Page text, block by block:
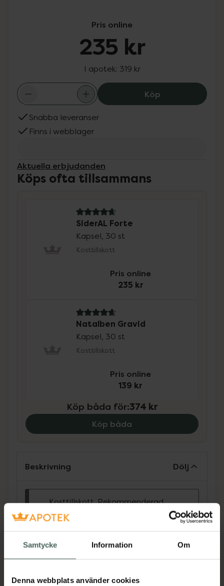
Samtycke Information Om
Denna webbplats använder cookies
Pris online
235 kr
I apotek: 319 kr
KöpSiderAL Forte,
Snabba leveranser
Finns i webblager
Aktuella erbjudanden
Köps ofta tillsammans
4.9 av 5 i omdöme
SiderAL Forte
Kapsel, 30 st
Kosttillskott
Pris online
235 kr
4.9 av 5 i omdöme
Natalben Gravid
Kapsel, 30 st
Kosttillskott
Pris online
139 kr
Köp båda för:374 kr
Köp båda
Beskrivning Dölj
Kosttillskott. Rekommenderad
daglig dos bör inte överskridas.
livsstil. Förvaras utom räckhåll för
små barn.
SiderAL® Forte är ett kosttillskott med järn